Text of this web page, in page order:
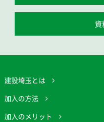
建設埼玉とは
加入の方法
加入のメリット